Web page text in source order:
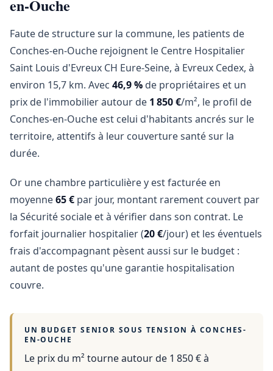
en-Ouche
Faute de structure sur la commune, les patients de
Conches-en-Ouche rejoignent le Centre Hospitalier
Saint Louis d'Evreux CH Eure-Seine, à Evreux Cedex, à
environ 15,7 km. Avec 46,9 % de propriétaires et un
prix de l'immobilier autour de 1 850 €/m², le profil de
Conches-en-Ouche est celui d'habitants ancrés sur le
territoire, attentifs à leur couverture santé sur la
durée.
Or une chambre particulière y est facturée en
moyenne65 € par jour, montant rarement couvert par
la Sécurité sociale et à vérifier dans son contrat. Le
forfait journalier hospitalier (20 €/jour) et les éventuels
frais d'accompagnant pèsent aussi sur le budget :
autant de postes qu'une garantie hospitalisation
couvre.
UN BUDGET SENIOR SOUS TENSION À CONCHES-
EN-OUCHE
Le prix du m² tourne autour de 1 850 €à